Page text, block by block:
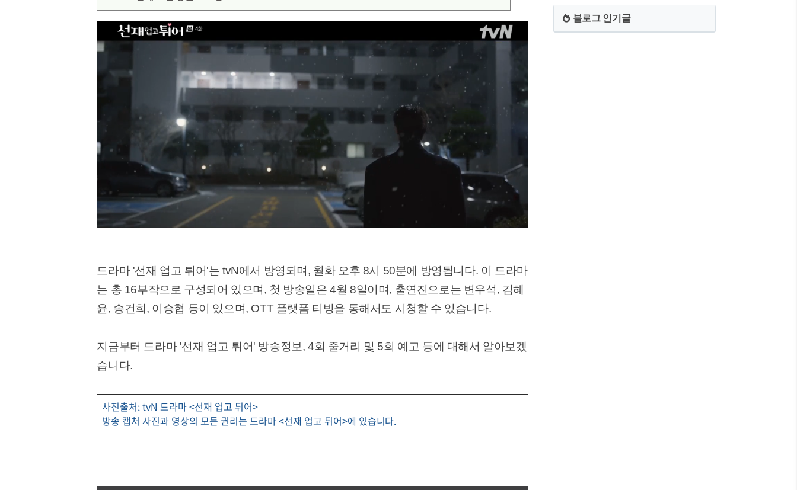
드라마 '선재 업고 튀어'는 tvN에서 방영되며, 월화 오후 8시 50분에 방영됩니다. 이 드라마
는 총 16부작으로 구성되어 있으며, 첫 방송일은 4월 8일이며, 출연진으로는 변우석, 김혜
윤, 송건희, 이승협 등이 있으며, OTT 플랫폼 티빙을 통해서도 시청할 수 있습니다.
지금부터 드라마 '선재 업고 튀어' 방송정보, 4회 줄거리 및 5회 예고 등에 대해서 알아보겠
습니다.
사진출처: tvN 드라마 <선재 업고 튀어>
방송 캡처 사진과 영상의 모든 권리는 드라마 <선재 업고 튀어>에 있습니다.
블로그 인기글